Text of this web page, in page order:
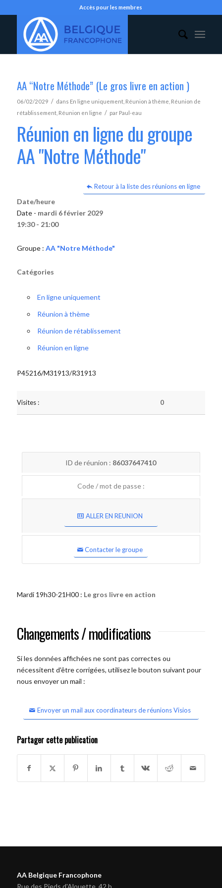
Accès pour les membres
AA “Notre Méthode” (Le gros livre en action )
06/02/2029 / dans En ligne uniquement, Réunion à thème Réunion de
rétablissement, Réunion en ligne / par Paul-eau
Réunion en ligne du groupe
AA "Notre Méthode"
Retour à la liste des réunions en ligne
Date/heure
Date - mardi 6 février 2029
19:30 - 21:00
Groupe : AA "Notre Méthode"
Catégories
En ligne uniquement
Réunion à thème
Réunion de rétablissement
Réunion en ligne
P45216/M31913/R31913
Visites : 0
ID de réunion : 86037647410
Code / mot de passe :
ALLER EN REUNION
Contacter le groupe
Mardi 19h30-21H00 : Le gros livre en action
Changements / modifications
Si les données affichées ne sont pas correctes ou
nécessitent d'être corrigées, utilisez le bouton suivant pour
nous envoyer un mail :
Envoyer un mail aux coordinateurs de réunions Visios
Partager cette publication
AA Belgique Francophone
Rue des Pieds d'Alouette, 42 b